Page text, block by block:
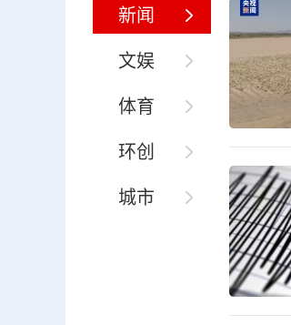
新闻
文娱
体育
环创
城市